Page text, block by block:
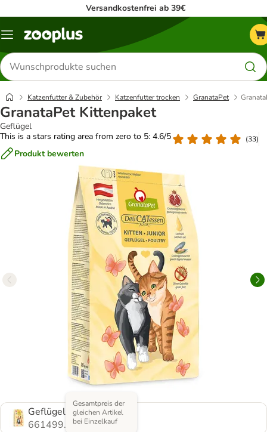
Versandkostenfrei ab 39€
Menü
Produkte
suchen
Katzenfutter & Zubehör Katzenfutter trocken GranataPet
GranataPet Kittenpaket
Geflügel
This is a stars rating area from zero to 5: 4.6/5
(33)
Produkt bewerten
Geflügel
661499.6
Gesamtpreis der
gleichen Artikel
bei Einzelkauf